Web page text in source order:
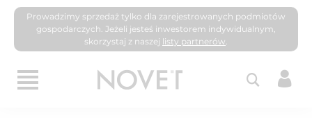
Prowadzimy sprzedaż tylko dla zarejestrowanych podmiotów
gospodarczych. Jeżeli jesteś inwestorem indywidualnym,
skorzystaj z naszej listy partnerów.